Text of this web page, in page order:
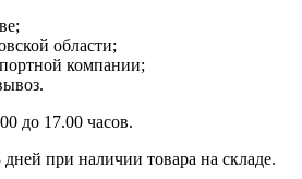
области;
компании;
до 17.00 часов.
при наличии товара на складе.